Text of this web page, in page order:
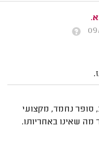
סופר נחמד, מקצועי
מה שאינו באחריותו.